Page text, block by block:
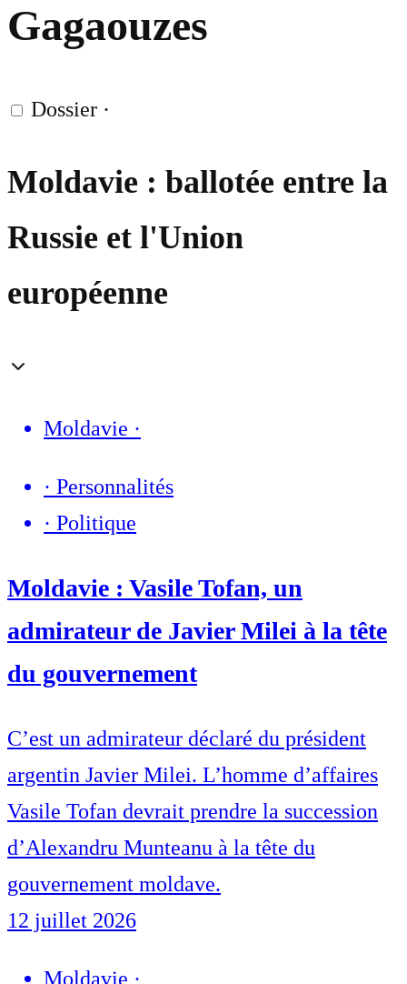
Gagaouzes
Dossier ·
Moldavie : ballotée entre la
Russie et l'Union
européenne
Moldavie ·
· Personnalités
· Politique
Moldavie : Vasile Tofan, un
admirateur de Javier Milei à la tête
du gouvernement
C’est un admirateur déclaré du président
argentin Javier Milei. L’homme d’affaires
Vasile Tofan devrait prendre la succession
d’Alexandru Munteanu à la tête du
gouvernement moldave.
12 juillet 2026
Moldavie ·